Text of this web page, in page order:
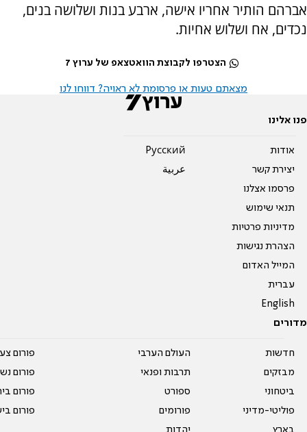
אברהם הותיר אחריו אישה, ארבע בנות ושלושה בנים,
נכדים, אח ושלוש אחיות.
הצטרפו לקבוצת הוואטצאפ של ערוץ 7
מצאתם טעות או פרסומת לא ראויה? דווחו לנו
פנו אלינו
אודות
יצירת קשר
פרסמו אצלנו
תנאי שימוש
מדיניות פרטיות
הצהרת נגישות
המייל האדום
עברית
English
Pусский
عربية
מדורים
חדשות
מבזקים
ביטחוני
פוליטי-מדיני
העולם הערבי
תרבות ופנאי
ספורט
פורומים
פורום
פורום
פורום
פורום